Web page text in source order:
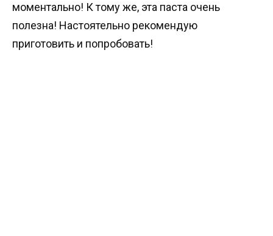
моментально! К тому же, эта паста очень
полезна! Настоятельно рекомендую
приготовить и попробовать!